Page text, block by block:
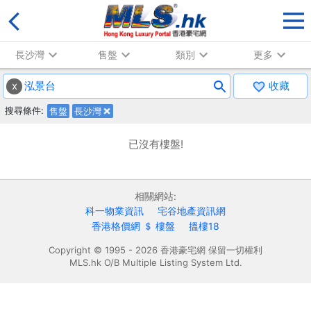
長沙灣 售盤 類別 更多
x 收藏
搜尋條件: 售盤 長沙灣
已沒有樓盤!
相關網站:
科一物業資訊
宅谷地產資訊網
香港格價網 ＄ 樓盤
搵樓18
Copyright © 1995 - 2026 香港豪宅網 保留一切權利
MLS.hk O/B Multiple Listing System Ltd.